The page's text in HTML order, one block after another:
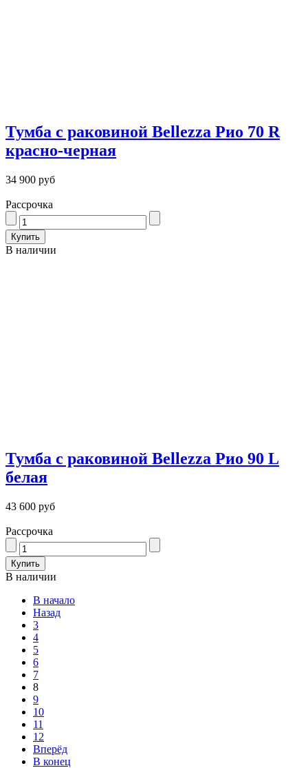
Тумба с раковиной Bellezza Рио 70 R
красно-черная
34 900 руб
Рассрочка
В наличии
Тумба с раковиной Bellezza Рио 90 L
белая
43 600 руб
Рассрочка
В наличии
В начало
Назад
3
4
5
6
7
8
9
10
11
12
Вперёд
В конец